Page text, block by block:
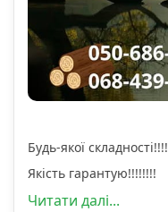
Будь-якої складності!!!!
Якість гарантую!!!!!!!!
Читати далі...